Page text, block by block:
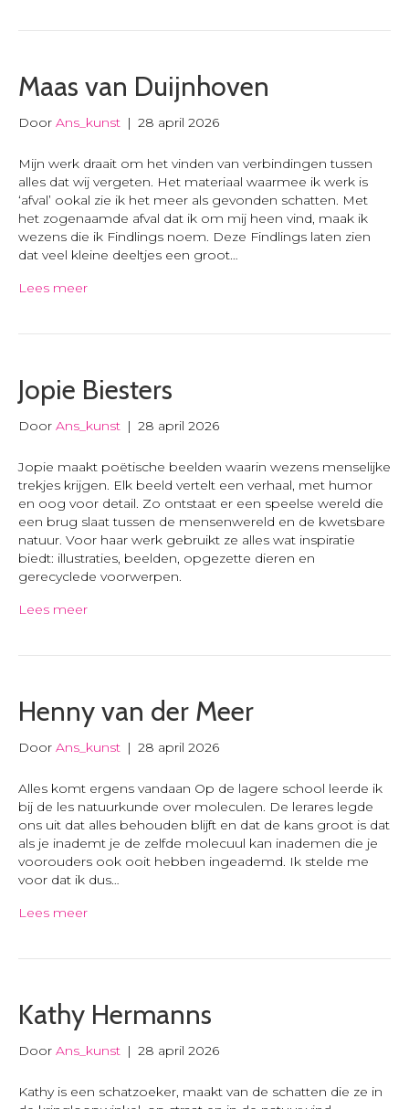
Maas van Duijnhoven
Door Ans_kunst | 28 april 2026
Mijn werk draait om het vinden van verbindingen tussen
alles dat wij vergeten. Het materiaal waarmee ik werk is
‘afval’ ookal zie ik het meer als gevonden schatten. Met
het zogenaamde afval dat ik om mij heen vind, maak ik
wezens die ik Findlings noem. Deze Findlings laten zien
dat veel kleine deeltjes een groot…
Lees meer
Jopie Biesters
Door Ans_kunst | 28 april 2026
Jopie maakt poëtische beelden waarin wezens menselijke
trekjes krijgen. Elk beeld vertelt een verhaal, met humor
en oog voor detail. Zo ontstaat er een speelse wereld die
een brug slaat tussen de mensenwereld en de kwetsbare
natuur. Voor haar werk gebruikt ze alles wat inspiratie
biedt: illustraties, beelden, opgezette dieren en
gerecyclede voorwerpen.
Lees meer
Henny van der Meer
Door Ans_kunst | 28 april 2026
Alles komt ergens vandaan Op de lagere school leerde ik
bij de les natuurkunde over moleculen. De lerares legde
ons uit dat alles behouden blijft en dat de kans groot is dat
als je inademt je de zelfde molecuul kan inademen die je
voorouders ook ooit hebben ingeademd. Ik stelde me
voor dat ik dus…
Lees meer
Kathy Hermanns
Door Ans_kunst | 28 april 2026
Kathy is een schatzoeker, maakt van de schatten die ze in